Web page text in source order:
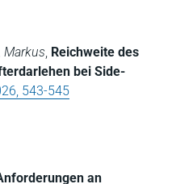
Markus, Reichweite des
bei Side-
543-545
an